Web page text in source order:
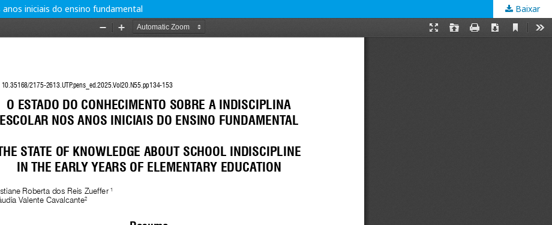
iniciais do ensino fundamental Baixar